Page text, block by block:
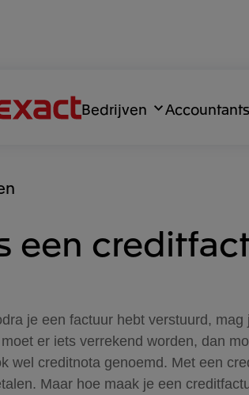
Bedrijven Accountants
een
je een factuur hebt verstuurd,
er iets verrekend worden, dan
wel creditnota genoemd. Met een
Maar hoe maak je een